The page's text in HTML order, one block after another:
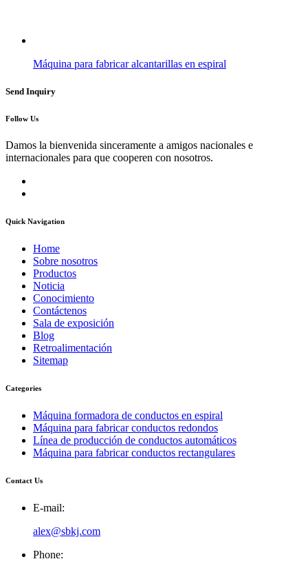
Máquina para fabricar alcantarillas en espiral
Send Inquiry
Follow Us
Damos la bienvenida sinceramente a amigos nacionales e
internacionales para que cooperen con nosotros.
Quick Navigation
Home
Sobre nosotros
Productos
Noticia
Conocimiento
Contáctenos
Sala de exposición
Blog
Retroalimentación
Sitemap
Categories
Máquina formadora de conductos en espiral
Máquina para fabricar conductos redondos
Línea de producción de conductos automáticos
Máquina para fabricar conductos rectangulares
Contact Us
E-mail:
alex@sbkj.com
Phone: